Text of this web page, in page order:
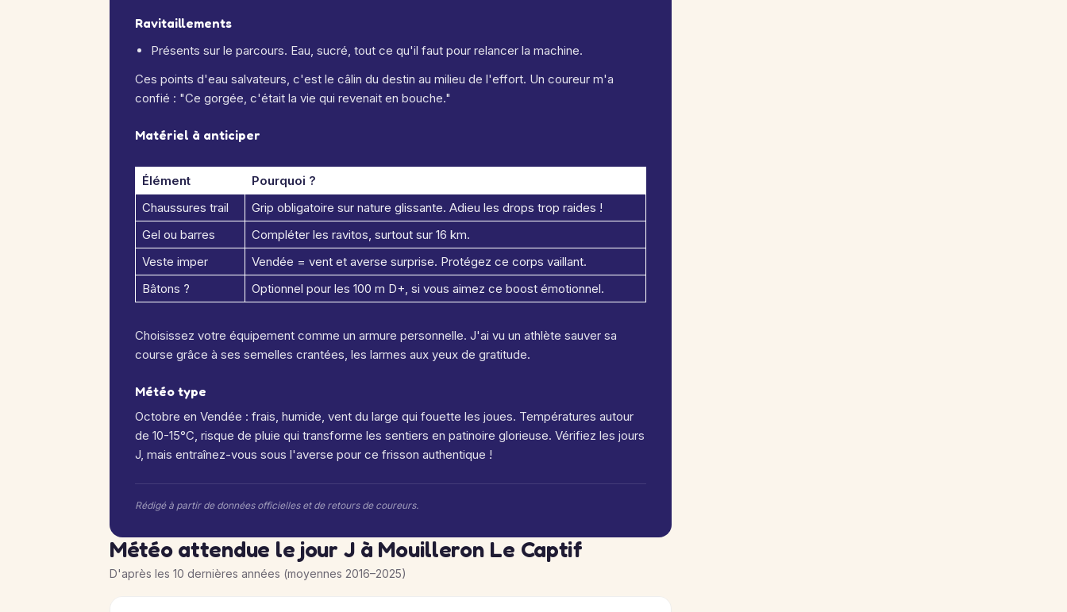
Ravitaillements
Présents sur le parcours. Eau, sucré, tout ce qu'il faut pour relancer la machine.
Ces points d'eau salvateurs, c'est le câlin du destin au milieu de l'effort. Un coureur m'a
confié : "Ce gorgée, c'était la vie qui revenait en bouche."
Matériel à anticiper
Élément
Pourquoi ?
Chaussures trail
Grip obligatoire sur nature glissante. Adieu les drops trop raides !
Gel ou barres
Compléter les ravitos, surtout sur 16 km.
Veste imper
Vendée = vent et averse surprise. Protégez ce corps vaillant.
Bâtons ?
Optionnel pour les 100 m D+, si vous aimez ce boost émotionnel.
Choisissez votre équipement comme un armure personnelle. J'ai vu un athlète sauver sa
course grâce à ses semelles crantées, les larmes aux yeux de gratitude.
Météo type
Octobre en Vendée : frais, humide, vent du large qui fouette les joues. Températures autour
de 10-15°C, risque de pluie qui transforme les sentiers en patinoire glorieuse. Vérifiez les jours
J, mais entraînez-vous sous l'averse pour ce frisson authentique !
Rédigé à partir de données officielles et de retours de coureurs.
Météo attendue le jour J à Mouilleron Le Captif
D'après les 10 dernières années (moyennes 2016–2025)